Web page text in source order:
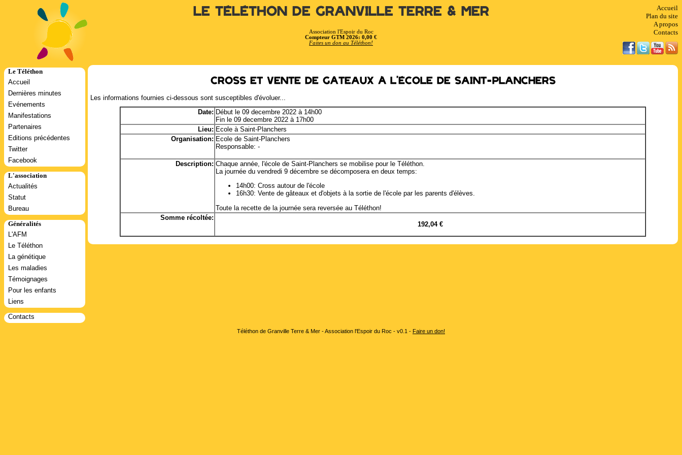
Accueil
Plan du site
A propos
Contacts
Le Téléthon de Granville Terre & Mer
Association l'Espoir du Roc
Compteur GTM 2026: 0,00 €
Faites un don au Téléthon!
Le Téléthon
Accueil
Dernières minutes
Evénements
Manifestations
Partenaires
Editions précédentes
Twitter
Facebook
L'association
Actualités
Statut
Bureau
Généralités
L'AFM
Le Téléthon
La génétique
Les maladies
Témoignages
Pour les enfants
Liens
Contacts
Cross et vente de gâteaux à l'école de Saint-Planchers
Les informations fournies ci-dessous sont susceptibles d'évoluer...
Date: Début le 09 decembre 2022 à 14h00
Fin le 09 decembre 2022 à 17h00
Lieu: Ecole à Saint-Planchers
Organisation: Ecole de Saint-Planchers
Responsable: -
Description: Chaque année, l'école de Saint-Planchers se mobilise pour le Téléthon.
La journée du vendredi 9 décembre se décomposera en deux temps:
14h00: Cross autour de l'école
16h30: Vente de gâteaux et d'objets à la sortie de l'école par les parents d'élèves.
Toute la recette de la journée sera reversée au Téléthon!
Somme récoltée:
192,04 €
Téléthon de Granville Terre & Mer - Association l'Espoir du Roc - v0.1 - Faire un don!